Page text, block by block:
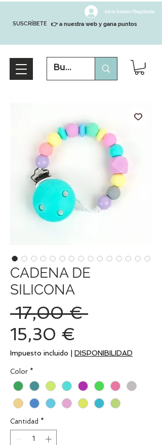
SUSCRÍBETE
Inicia Sesión/Regístrate
👉 a nuestra web y gana puntos
CADENA DE
SILICONA
17,00 € Precio
15,30 €
de
oferta
Impuesto incluido DISPONIBILIDAD
Color *
Cantidad *